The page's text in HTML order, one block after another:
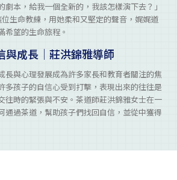
劇本，給我一個全新的，我該怎樣演下去？」
生命教練，用她柔和又堅定的聲音，娓娓道
希望的生命旅程。
與成長｜莊洪錦雅導師
長與心理發展成為許多家長和教育者關注的焦
多孩子的自信心受到打擊，表現出來的往往是
往時的緊張與不安。茶道師莊洪錦雅女士在一
通過茶道，幫助孩子們找回自信，並從中獲得